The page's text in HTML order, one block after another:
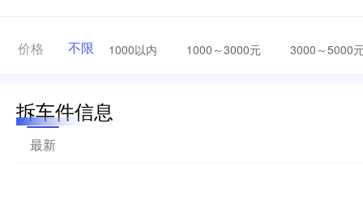
价格 不限 1000以内 1000～3000元 3000～5000
拆车件信息
最新